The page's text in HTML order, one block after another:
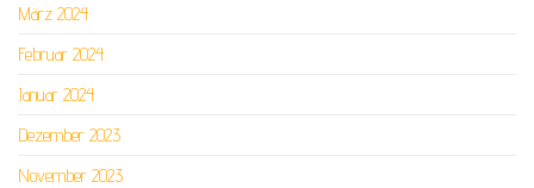
März 2024
Februar 2024
Januar 2024
Dezember 2023
November 2023